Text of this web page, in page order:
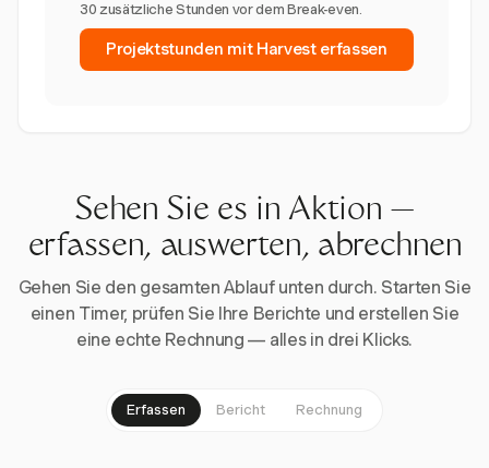
30 zusätzliche Stunden vor dem Break-even.
Projektstunden mit Harvest erfassen
Sehen Sie es in Aktion —
erfassen, auswerten, abrechnen
Gehen Sie den gesamten Ablauf unten durch. Starten Sie
einen Timer, prüfen Sie Ihre Berichte und erstellen Sie
eine echte Rechnung — alles in drei Klicks.
Erfassen Bericht Rechnung